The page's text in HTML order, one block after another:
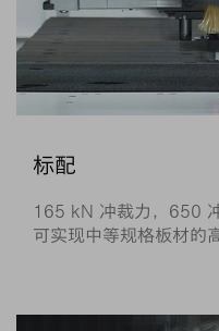
标配
165 kN 冲裁力，650
可实现中等规格板材的